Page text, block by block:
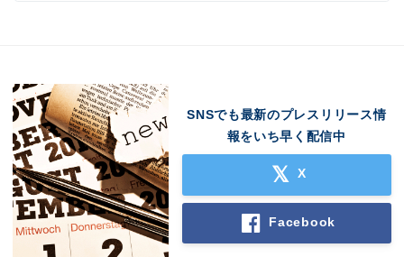
SNSでも最新のプレスリリース情
報をいち早く配信中
X
Facebook